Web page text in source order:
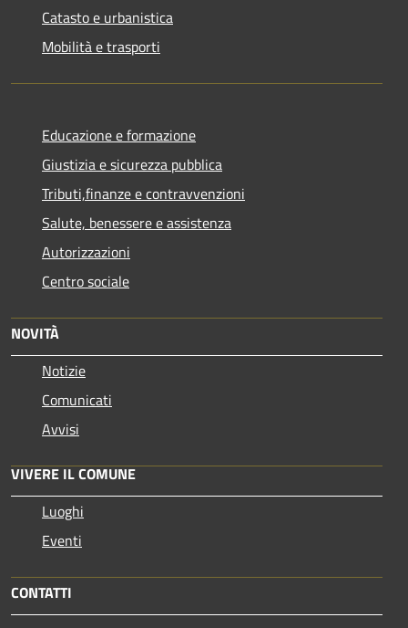
Catasto e urbanistica
Mobilità e trasporti
Educazione e formazione
Giustizia e sicurezza pubblica
Tributi,finanze e contravvenzioni
Salute, benessere e assistenza
Autorizzazioni
Centro sociale
NOVITÀ
Notizie
Comunicati
Avvisi
VIVERE IL COMUNE
Luoghi
Eventi
CONTATTI